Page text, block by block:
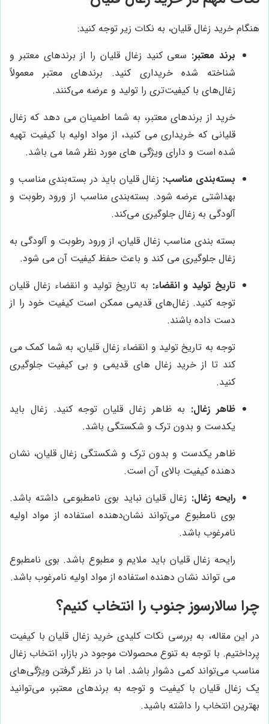
هنگام خرید زغال قلیان، به نکات زیر توجه کنید:
برند معتبر: سعی کنید زغال قلیان را از برندهای معتبر و
شناخته شده خریداری کنید. برندهای معتبر معمولاً
زغال‌های با کیفیت‌تری را تولید و عرضه می‌کنند.
خرید از برندهای معتبر، به شما اطمینان می دهد که زغال
قلیانی که خریداری می کنید، از مواد اولیه با کیفیت تهیه
شده است و دارای ویژگی های مورد نظر شما می باشد.
بسته‌بندی مناسب: زغال قلیان باید در بسته‌بندی مناسب و
بهداشتی عرضه شود. بسته‌بندی مناسب از ورود رطوبت و
آلودگی به زغال جلوگیری می‌کند.
بسته بندی مناسب زغال قلیان، از ورود رطوبت و آلودگی به
زغال جلوگیری می کند و باعث حفظ کیفیت آن می شود.
تاریخ تولید و انقضاء: به تاریخ تولید و انقضاء زغال قلیان
توجه کنید. زغال‌های قدیمی ممکن است کیفیت خود را از
دست داده باشند.
توجه به تاریخ تولید و انقضاء زغال قلیان، به شما کمک می
کند تا از خرید زغال های قدیمی و بی کیفیت جلوگیری
کنید.
ظاهر زغال: به ظاهر زغال قلیان توجه کنید. زغال باید
یکدست و بدون ترک و شکستگی باشد.
ظاهر یکدست و بدون ترک و شکستگی زغال قلیان، نشان
دهنده کیفیت بالای آن است.
رایحه زغال: زغال قلیان نباید بوی نامطبوعی داشته باشد.
بوی نامطبوع می‌تواند نشان‌دهنده استفاده از مواد اولیه
نامرغوب باشد.
رایحه زغال قلیان باید ملایم و مطبوع باشد. بوی نامطبوع
می تواند نشان دهنده استفاده از مواد اولیه نامرغوب باشد.
چرا سالارسوز جنوب را انتخاب کنیم؟
در این مقاله، به بررسی نکات کلیدی خرید زغال قلیان با کیفیت
پرداختیم. با توجه به تنوع محصولات موجود در بازار، انتخاب زغال
مناسب می‌تواند کمی دشوار باشد. اما با در نظر گرفتن ویژگی‌های
یک زغال قلیان با کیفیت و توجه به برندهای معتبر، می‌توانید
بهترین انتخاب را داشته باشید.